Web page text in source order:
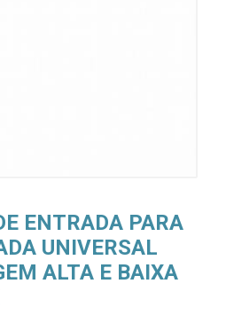
ENTRADA PARA
UNIVERSAL
ALTA E BAIXA